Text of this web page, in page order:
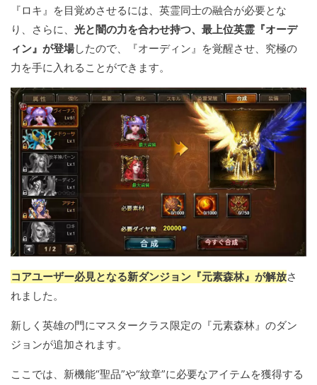
『ロキ』を目覚めさせるには、英霊同士の融合が必要とな
り、さらに、 光と闇の力を合わせ持つ、最上位英霊『オーデ
ィン』が登場したので、『オーディン』を覚醒させ、究極の
力を手に入れることができます。
コアユーザー必見となる新ダンジョン『元素森林』が解放さ
れました。
新しく英雄の門にマスタークラス限定の『元素森林』のダン
ジョンが追加されます。
ここでは、新機能“聖品”や“紋章”に必要なアイテムを獲得する